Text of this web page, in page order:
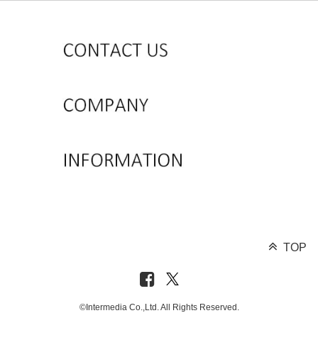
TOP
©Intermedia Co.,Ltd. All Rights Reserved.